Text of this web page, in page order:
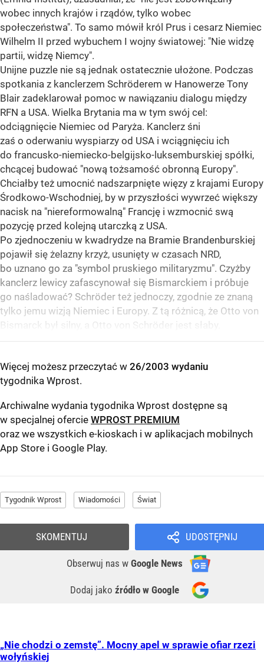
wobec innych krajów i rządów, tylko wobec
społeczeństwa". To samo mówił król Prus i cesarz Niemiec
Wilhelm II przed wybuchem I wojny światowej: "Nie widzę
partii, widzę Niemcy".
Unijne puzzle nie są jednak ostatecznie ułożone. Podczas
spotkania z kanclerzem Schröderem w Hanowerze Tony
Blair zadeklarował pomoc w nawiązaniu dialogu między
RFN a USA. Wielka Brytania ma w tym swój cel:
odciągnięcie Niemiec od Paryża. Kanclerz śni
zaś o oderwaniu wyspiarzy od USA i wciągnięciu ich
do francusko-niemiecko-belgijsko-luksemburskiej spółki,
chcącej budować "nową tożsamość obronną Europy".
Chciałby też umocnić nadszarpnięte więzy z krajami Europy
Środkowo-Wschodniej, by w przyszłości wywrzeć większy
nacisk na "niereformowalną" Francję i wzmocnić swą
pozycję przed kolejną utarczką z USA.
Po zjednoczeniu w kwadrydze na Bramie Brandenburskiej
pojawił się żelazny krzyż, usunięty w czasach NRD,
bo uznano go za "symbol pruskiego militaryzmu". Czyżby
kanclerz lewicy zafascynował się Bismarckiem i próbuje
go naśladować? Schröder też jednoczy, zgodnie ze znaną
tylko jemu wizją Niemiec i Europy. Z tą różnicą, że Otto von
Bismarck był silny, a Otto von Schröder jest słaby.
Więcej możesz przeczytać w 26/2003 wydaniu
tygodnika Wprost.
Archiwalne wydania tygodnika Wprost dostępne są
w specjalnej ofercie WPROST PREMIUM
oraz we wszystkich e-kioskach i w aplikacjach mobilnych
App Store i Google Play.
Tygodnik Wprost Wiadomości Świat
UDOSTĘPNIJ
Obserwuj nas w Google News
Dodaj jako źródło w Google
SKOMENTUJ
„Nie chodzi o zemstę”. Mocny apel w sprawie ofiar rzezi
wołyńskiej